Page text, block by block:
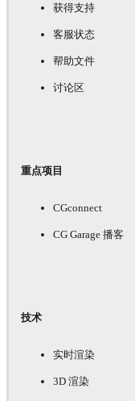
获得支持
客服状态
帮助文件
讨论区
重点项目
CGconnect
CG Garage 播客
技术
实时渲染
3D 渲染